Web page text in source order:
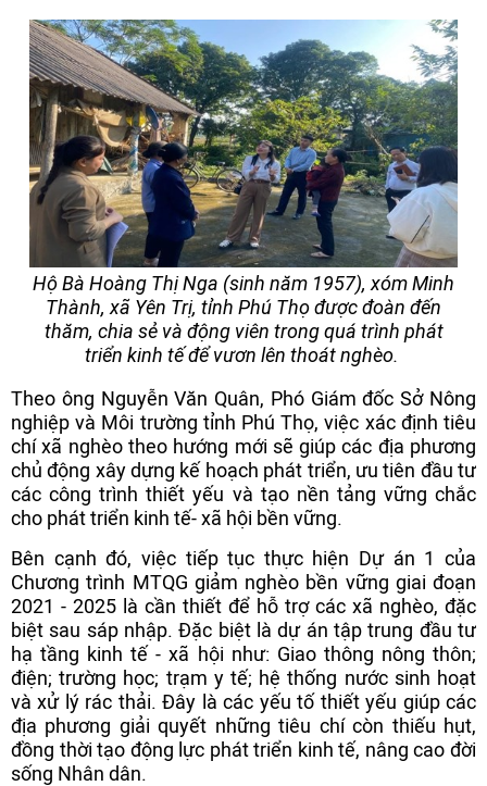
Hộ Bà Hoàng Thị Nga (sinh năm 1957), xóm Minh
Thành, xã Yên Trị, tỉnh Phú Thọ được đoàn đến
thăm, chia sẻ và động viên trong quá trình phát
triển kinh tế để vươn lên thoát nghèo.
Theo ông Nguyễn Văn Quân, Phó Giám đốc Sở Nông
nghiệp và Môi trường tỉnh Phú Thọ, việc xác định tiêu
chí xã nghèo theo hướng mới sẽ giúp các địa phương
chủ động xây dựng kế hoạch phát triển, ưu tiên đầu tư
các công trình thiết yếu và tạo nền tảng vững chắc
cho phát triển kinh tế- xã hội bền vững.
Bên cạnh đó, việc tiếp tục thực hiện Dự án 1 của
Chương trình MTQG giảm nghèo bền vững giai đoạn
2021 - 2025 là cần thiết để hỗ trợ các xã nghèo, đặc
biệt sau sáp nhập. Đặc biệt là dự án tập trung đầu tư
hạ tầng kinh tế - xã hội như: Giao thông nông thôn;
điện; trường học; trạm y tế; hệ thống nước sinh hoạt
và xử lý rác thải. Đây là các yếu tố thiết yếu giúp các
địa phương giải quyết những tiêu chí còn thiếu hụt,
đồng thời tạo động lực phát triển kinh tế, nâng cao đời
sống Nhân dân.